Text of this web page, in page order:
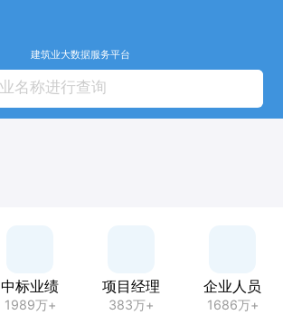
建筑业大数据服务平台
中标业绩
1989万+
项目经理
383万+
企业人员
1686万+